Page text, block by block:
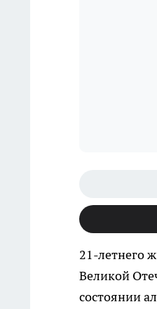
21-летнего
Великой
состоянии